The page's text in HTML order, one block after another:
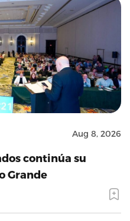
Aug 8, 2026
continúa su
Grande